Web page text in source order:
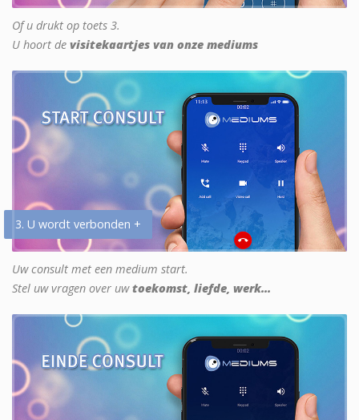
Of u drukt op toets 3.
U hoort de visitekaartjes van onze mediums
3. U wordt verbonden +
Uw consult met een medium start.
Stel uw vragen over uwtoekomst, liefde, werk...